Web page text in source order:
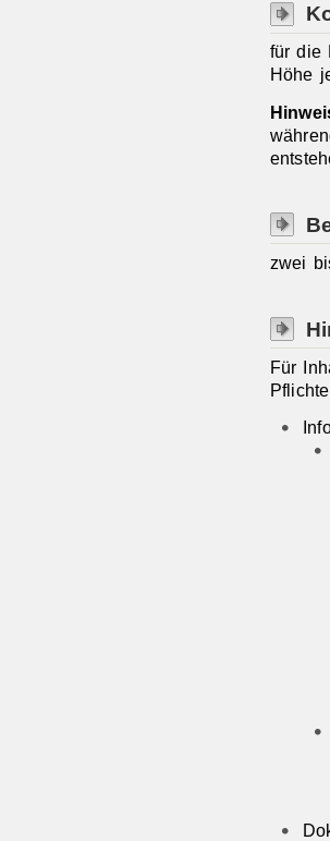
für die
Höhe
zwei
Für